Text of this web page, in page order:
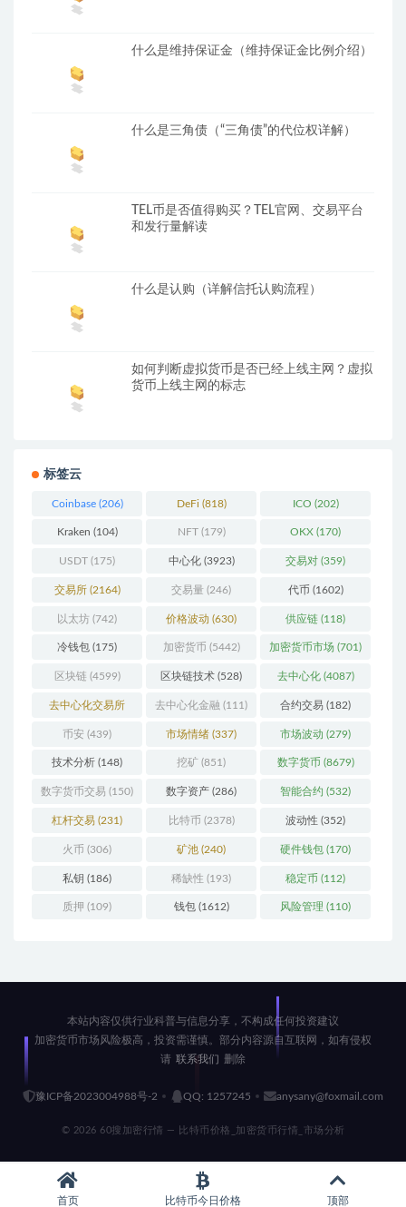
什么是维持保证金（维持保证金比例介绍）
什么是三角债（“三角债”的代位权详解）
TEL币是否值得购买？TEL官网、交易平台
和发行量解读
什么是认购（详解信托认购流程）
如何判断虚拟货币是否已经上线主网？虚拟
货币上线主网的标志
标签云
Coinbase(206) DeFi (818) ICO (202)
Kraken (104) NFT(179) OKX (170)
USDT (175) 中心化(3923) 交易对 (359)
交易所(2164) 交易量 (246) 代币 (1602)
以太坊 (742) 价格波动 (630) 供应链 (118)
冷钱包 (175) 加密货币 (5442) 加密货币市场 (701)
区块链(4599) 区块链技术 (528) 去中心化(4087)
去中心化交易所
(196)
去中心化金融 (111) 合约交易 (182)
币安 (439) 市场情绪 (337) 市场波动 (279)
技术分析 (148) 挖矿 (851) 数字货币 (8679)
数字货币交易 (150) 数字资产 (286) 智能合约 (532)
杠杆交易 (231) 比特币 (2378) 波动性 (352)
火币 (306) 矿池 (240) 硬件钱包 (170)
私钥 (186) 稀缺性 (193) 稳定币 (112)
质押 (109) 钱包(1612) 风险管理 (110)
本站内容仅供行业科普与信息分享，不构成任何投资建议
加密货币市场风险极高，投资需谨慎。部分内容源自互联网，如有侵权
请 联系我们 删除
豫ICP备2023004988号-2 QQ: 1257245 anysany@foxmail.com
© 2026 60搜加密行情 — 比特币价格_加密货币行情_市场分析
首页 比特币今日价格 顶部